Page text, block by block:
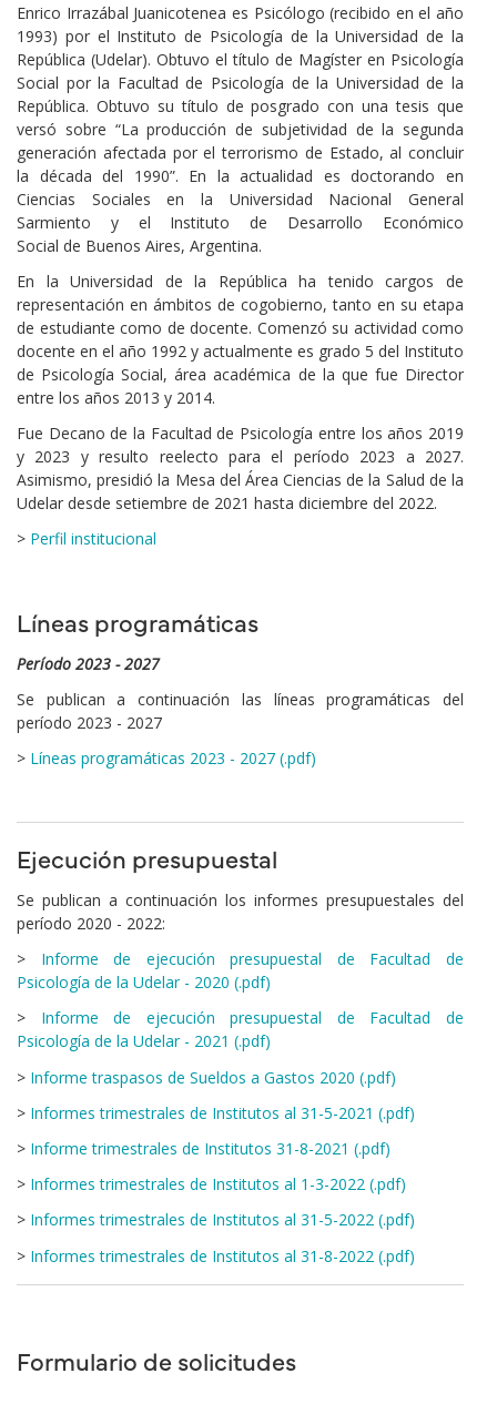
Enrico Irrazábal Juanicotenea es Psicólogo (recibido en el año
1993) por el Instituto de Psicología de la Universidad de la
República (Udelar). Obtuvo el título de Magíster en Psicología
Social por la Facultad de Psicología de la Universidad de la
República. Obtuvo su título de posgrado con una tesis que
versó sobre “La producción de subjetividad de la segunda
generación afectada por el terrorismo de Estado, al concluir
la década del 1990”. En la actualidad es doctorando en
Ciencias Sociales en la Universidad Nacional General
Sarmiento y el Instituto de Desarrollo Económico
Social de Buenos Aires, Argentina.
En la Universidad de la República ha tenido cargos de
representación en ámbitos de cogobierno, tanto en su etapa
de estudiante como de docente. Comenzó su actividad como
docente en el año 1992 y actualmente es grado 5 del Instituto
de Psicología Social, área académica de la que fue Director
entre los años 2013 y 2014.
Fue Decano de la Facultad de Psicología entre los años 2019
y 2023 y resulto reelecto para el período 2023 a 2027.
Asimismo, presidió la Mesa del Área Ciencias de la Salud de la
Udelar desde setiembre de 2021 hasta diciembre del 2022.
> Perfil institucional
Líneas programáticas
Período 2023 - 2027
Se publican a continuación las líneas programáticas del
período 2023 - 2027
> Líneas programáticas 2023 - 2027 (.pdf)
Ejecución presupuestal
Se publican a continuación los informes presupuestales del
período 2020 - 2022:
> Informe de ejecución presupuestal de Facultad de
Psicología de la Udelar - 2020 (.pdf)
> Informe de ejecución presupuestal de Facultad de
Psicología de la Udelar - 2021 (.pdf)
> Informe traspasos de Sueldos a Gastos 2020 (.pdf)
> Informes trimestrales de Institutos al 31-5-2021 (.pdf)
> Informe trimestrales de Institutos 31-8-2021 (.pdf)
> Informes trimestrales de Institutos al 1-3-2022 (.pdf)
> Informes trimestrales de Institutos al 31-5-2022 (.pdf)
> Informes trimestrales de Institutos al 31-8-2022 (.pdf)
Formulario de solicitudes